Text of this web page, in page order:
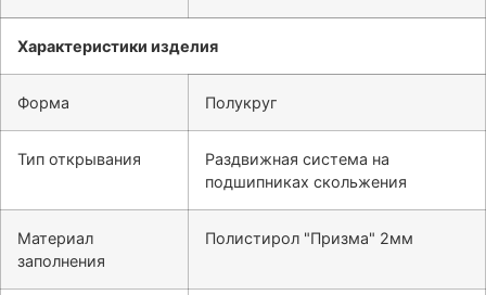
Характеристики изделия
Форма Полукруг
Тип открывания
Раздвижная система на
подшипниках скольжения
Материал
заполнения
Полистирол "Призма" 2мм